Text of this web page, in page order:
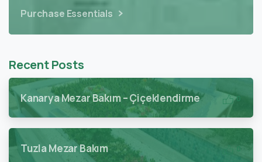
Purchase Essentials
Recent Posts
Kanarya Mezar Bakım – Çiçeklendirme 0
Tuzla Mezar Bakım 0